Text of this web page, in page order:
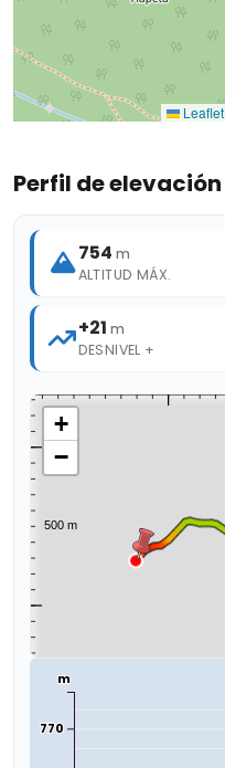
Leaflet
Perfil de elevación
754 m
ALTITUD MÁX.
+21 m
DESNIVEL +
+
−
770
m